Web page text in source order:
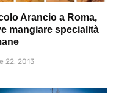
Arancio a Roma,
mangiare specialità
22, 2013